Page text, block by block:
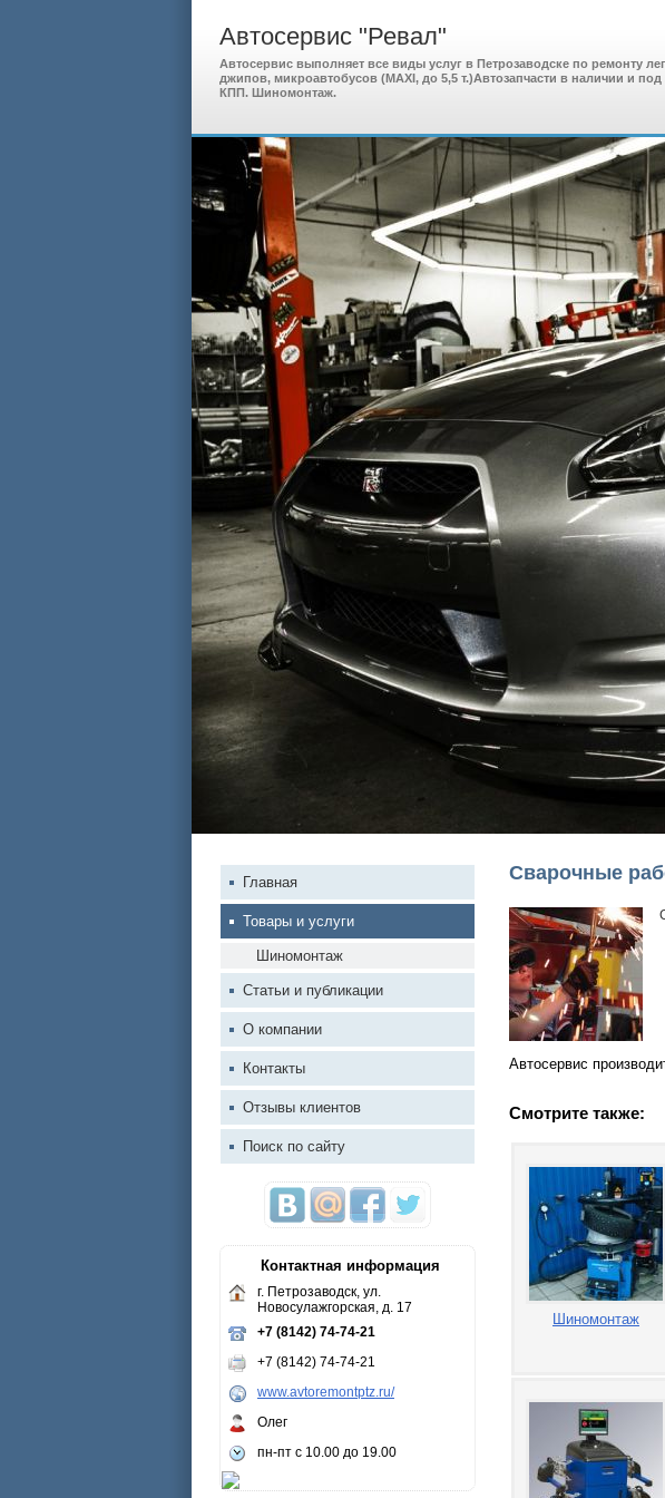
Автосервис "Ревал"
Автосервис выполняет все виды услуг в Петрозаводске по ремонту
джипов, микроавтобусов (MAXI, до 5,5 т.)Автозапчасти в наличии и под
КПП. Шиномонтаж.
Сварочные
Автосервис
Смотрите также:
Шиномонтаж
Главная
Товары и услуги
Шиномонтаж
Статьи и публикации
О компании
Контакты
Отзывы клиентов
Поиск по сайту
Контактная информация
г. Петрозаводск, ул.
Новосулажгорская, д. 17
+7 (8142) 74-74-21
+7 (8142) 74-74-21
www.avtoremontptz.ru/
Олег
пн-пт с 10.00 до 19.00